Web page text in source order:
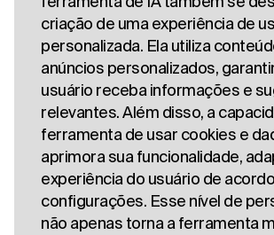
criação de uma experiência de
personalizada. Ela utiliza
anúncios personalizados,
usuário receba informações e
relevantes. Além disso, a
ferramenta de usar cookies e
aprimora sua funcionalidade,
experiência do usuário de
configurações. Esse nível de
não apenas torna a ferramenta